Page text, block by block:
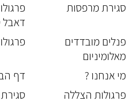
סגירת מרפסות
דאבל
פנלים מובדדים
מאלומיניום
מי אנחנו ?
דף
פרגולות הצללה